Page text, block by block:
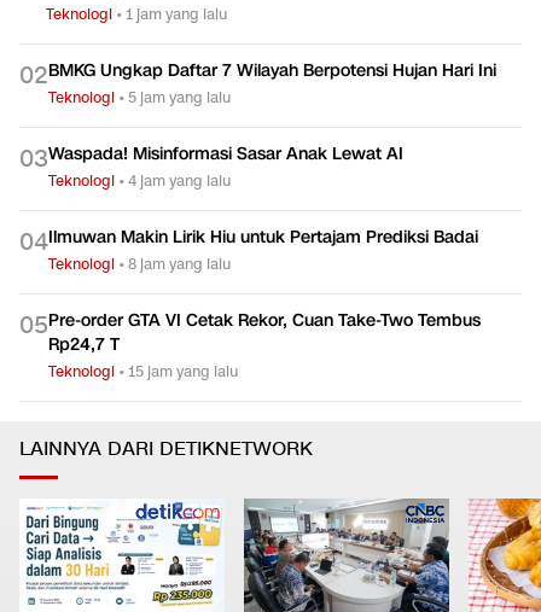
Teknologi •1 jam yang lalu
02BMKG Ungkap Daftar 7 Wilayah Berpotensi Hujan Hari Ini
Teknologi • 5 jam yang lalu
03Waspada! Misinformasi Sasar Anak Lewat AI
Teknologi •4 jam yang lalu
04Ilmuwan Makin Lirik Hiu untuk Pertajam Prediksi Badai
Teknologi •8 jam yang lalu
05Pre-order GTA VI Cetak Rekor, Cuan Take-Two Tembus
Rp24,7 T
Teknologi •15 jam yang lalu
LAINNYA DARI DETIKNETWORK